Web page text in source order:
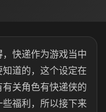
快递作为游戏当中
道的，这个设定在
关角色有快递侠的
福利，所以接下来